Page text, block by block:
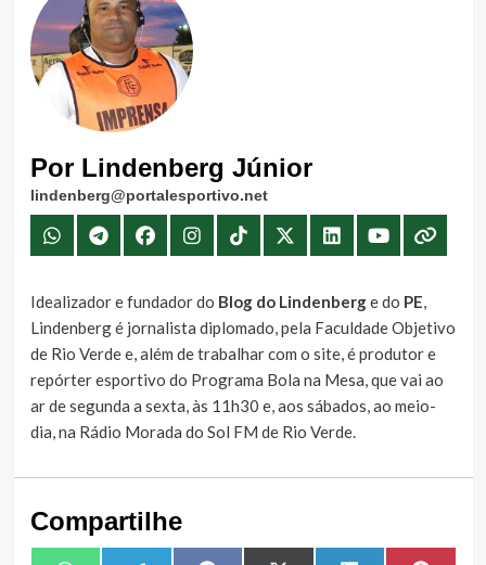
Por Lindenberg Júnior
lindenberg@portalesportivo.net
Idealizador e fundador do Blog do Lindenberge do PE,
Lindenberg é jornalista diplomado, pela Faculdade Objetivo
de Rio Verde e, além de trabalhar com o site, é produtor e
repórter esportivo do Programa Bola na Mesa, que vai ao
ar de segunda a sexta, às 11h30 e, aos sábados, ao meio-
dia, na Rádio Morada do Sol FM de Rio Verde.
Compartilhe